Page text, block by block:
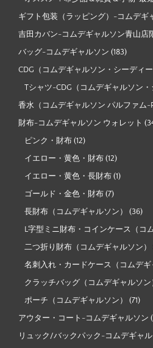
ギフト包装（ラッピング）-コムデギ
吉田カバン-コムデギャルソン青山店
バッグ-コムデギャルソン (183)
CDG（コムデギャルソン・シーディー
Tシャツ-CDG（コムデギャルソン・
香水（コムデギャルソン パルファム-
財布-コムデギャルソン ウォレット
ピンク・財布 (12)
イエロー・黄色・財布 (12)
イエロー・黄色・長財布 (1)
ゴールド・金色・財布 (7)
長財布（コムデギャルソン） (36)
L字型ミニ財布・コインケース（コ
二つ折り財布（コムデギャルソン）
名刺入れ・カードケース（コムデギ
クラッチバッグ（コムデギャルソン
ポーチ（コムデギャルソン） (71)
アウター・コート-コムデギャルソン
リュック/バックパック-コムデギャ